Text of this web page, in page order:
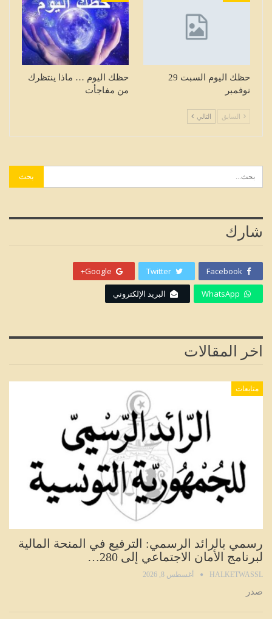
حظك اليوم السبت 29
نوفمبر
حظك اليوم … ماذا ينتظرك
من مفاجأت
السابق التالي
شارك
Facebook
Twitter
Google+
WhatsApp البريد الإلكتروني
اخر المقالات
متابعات
رسمي بالرائد الرسمي: الترفيع في المنحة المالية
لبرنامج الأمان الاجتماعي إلى 280…
HALKETWASSL أغسطس 8, 2026
صدر